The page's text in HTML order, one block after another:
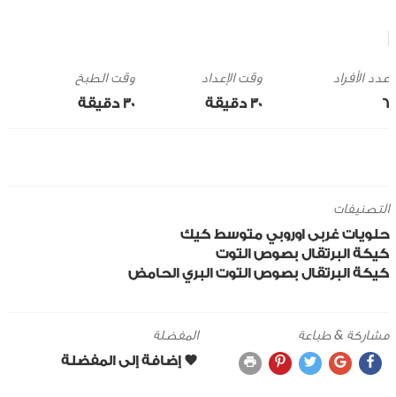
6
وقت الإعداد
30 ‎دقيقة
وقت الطبخ
30 ‎دقيقة
التصنيفات
حلويات غربى اوروبي متوسط كيك
كيكة البرتقال بصوص التوت
كيكة البرتقال بصوص التوت البري الحامض
مشاركة & طباعة المفضلة